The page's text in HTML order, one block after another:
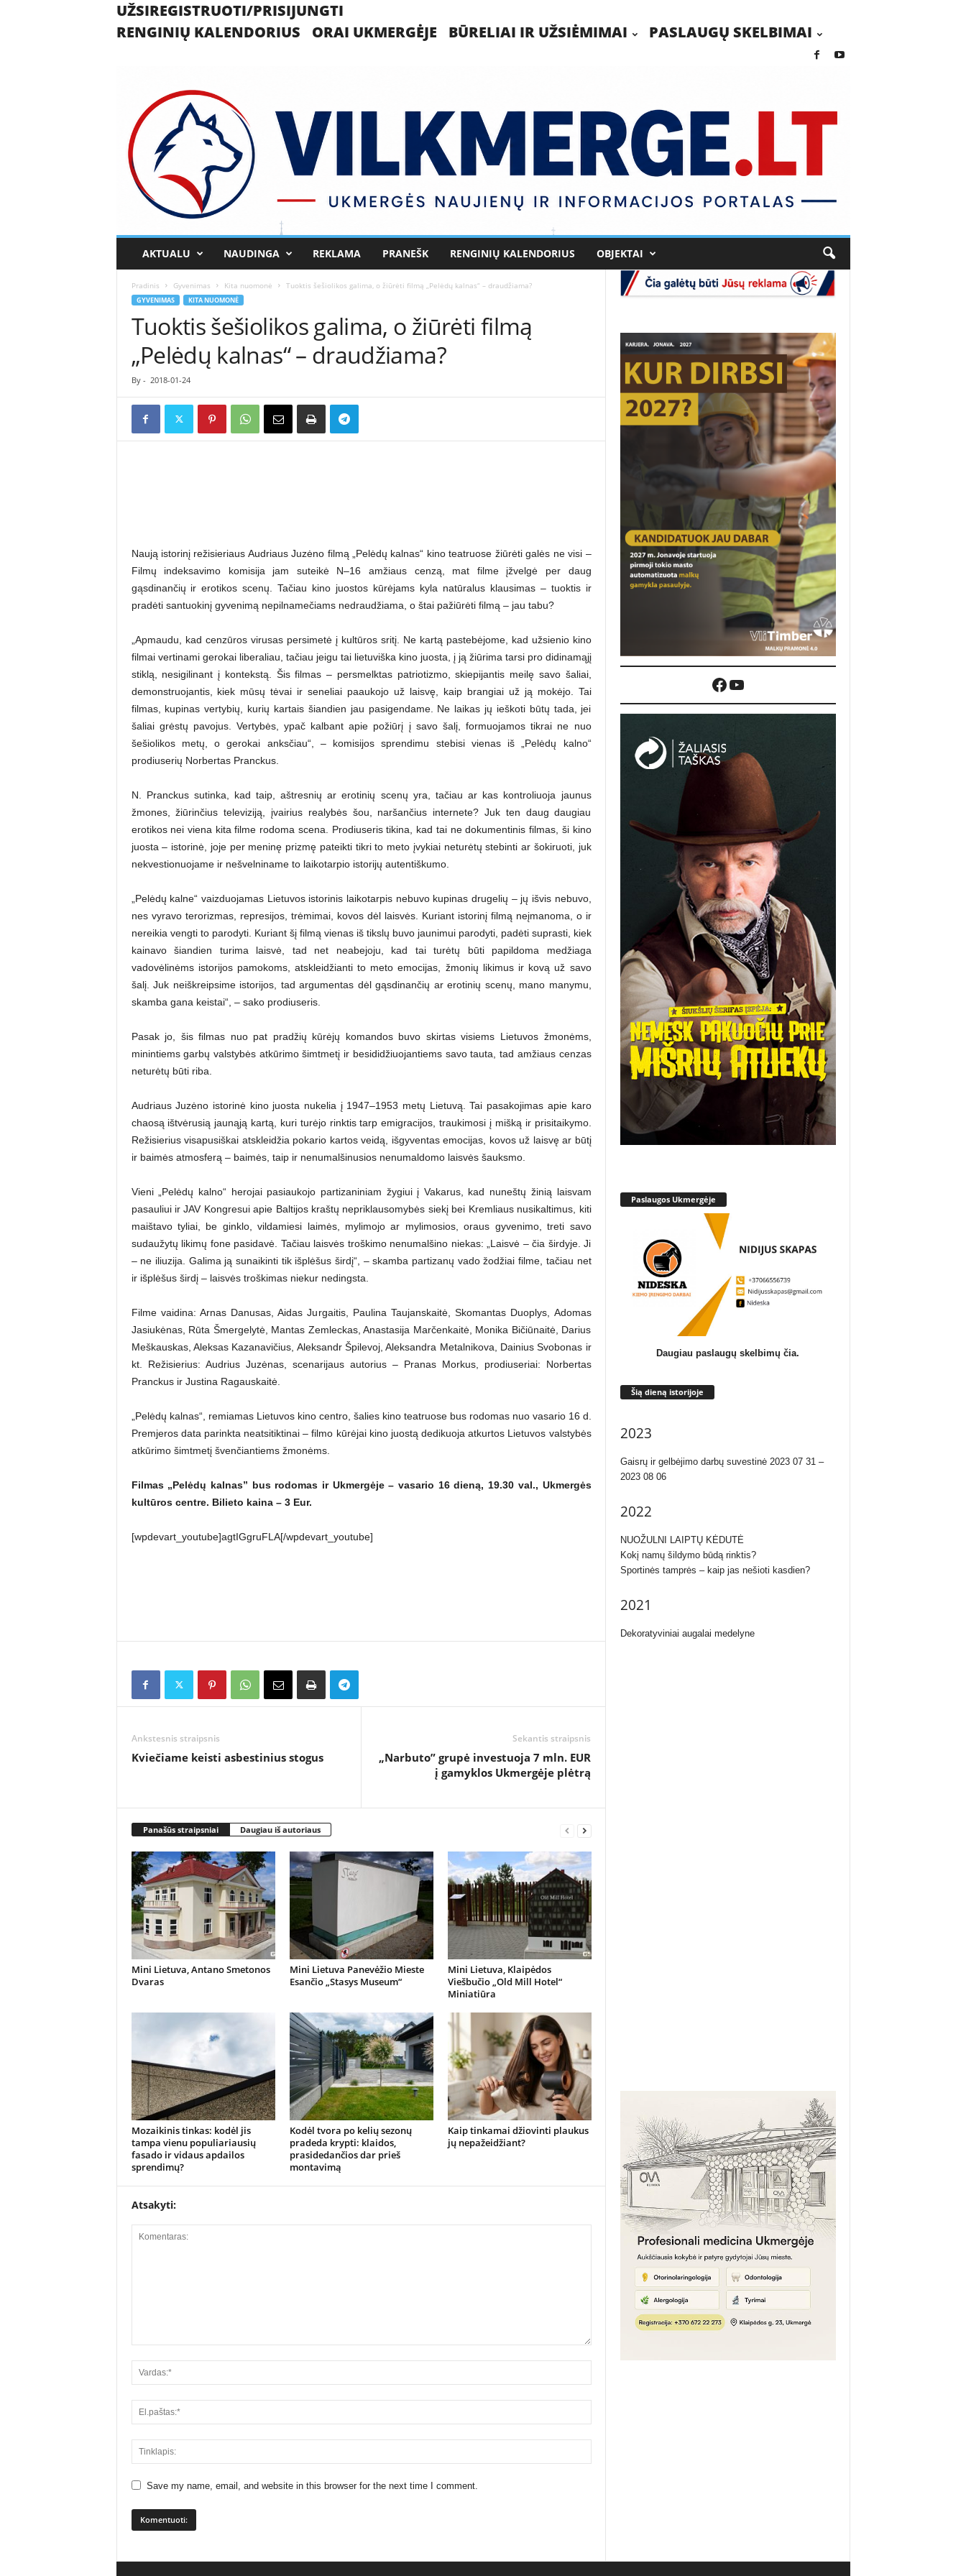
UŽSIREGISTRUOTI/PRISIJUNGTI
RENGINIŲ KALENDORIUS
ORAI UKMERGĖJE BŪRELIAI IR UŽSIĖMIMAI PASLAUGŲ SKELBIMAI
m
AKTUALU NAUDINGA REKLAMA PRANEŠK RENGINIŲ KALENDORIUS OBJEKTAI
Pradinis Gyvenimas Kita nuomonė Tuoktis šešiolikos galima, o žiūrėti filmą „Pelėdų kalnas“ – draudžiama?
GYVENIMAS KITA NUOMONĖ
Tuoktis šešiolikos galima, o žiūrėti filmą
„Pelėdų kalnas“ – draudžiama?
By - 2018-01-24
Naują istorinį režisieriaus Audriaus Juzėno filmą „Pelėdų kalnas“ kino teatruose žiūrėti galės ne visi –
Filmų indeksavimo komisija jam suteikė N–16 amžiaus cenzą, mat filme įžvelgė per daug
gąsdinančių ir erotikos scenų. Tačiau kino juostos kūrėjams kyla natūralus klausimas – tuoktis ir
pradėti santuokinį gyvenimą nepilnamečiams nedraudžiama, o štai pažiūrėti filmą – jau tabu?
„Apmaudu, kad cenzūros virusas persimetė į kultūros sritį. Ne kartą pastebėjome, kad užsienio kino
filmai vertinami gerokai liberaliau, tačiau jeigu tai lietuviška kino juosta, į ją žiūrima tarsi pro didinamąjį
stiklą, nesigilinant į kontekstą. Šis filmas – persmelktas patriotizmo, skiepijantis meilę savo šaliai,
demonstruojantis, kiek mūsų tėvai ir seneliai paaukojo už laisvę, kaip brangiai už ją mokėjo. Tai
filmas, kupinas vertybių, kurių kartais šiandien jau pasigendame. Ne laikas jų ieškoti būtų tada, jei
šaliai grėstų pavojus. Vertybės, ypač kalbant apie požiūrį į savo šalį, formuojamos tikrai ne nuo
šešiolikos metų, o gerokai anksčiau“, – komisijos sprendimu stebisi vienas iš „Pelėdų kalno“
prodiuserių Norbertas Pranckus.
N. Pranckus sutinka, kad taip, aštresnių ar erotinių scenų yra, tačiau ar kas kontroliuoja jaunus
žmones, žiūrinčius televiziją, įvairius realybės šou, naršančius internete? Juk ten daug daugiau
erotikos nei viena kita filme rodoma scena. Prodiuseris tikina, kad tai ne dokumentinis filmas, ši kino
juosta – istorinė, joje per meninę prizmę pateikti tikri to meto įvykiai neturėtų stebinti ar šokiruoti, juk
nekvestionuojame ir nešvelniname to laikotarpio istorijų autentiškumo.
„Pelėdų kalne“ vaizduojamas Lietuvos istorinis laikotarpis nebuvo kupinas drugelių – jų išvis nebuvo,
nes vyravo terorizmas, represijos, trėmimai, kovos dėl laisvės. Kuriant istorinį filmą neįmanoma, o ir
nereikia vengti to parodyti. Kuriant šį filmą vienas iš tikslų buvo jaunimui parodyti, padėti suprasti, kiek
kainavo šiandien turima laisvė, tad net neabejoju, kad tai turėtų būti papildoma medžiaga
vadovėlinėms istorijos pamokoms, atskleidžianti to meto emocijas, žmonių likimus ir kovą už savo
šalį. Juk neiškreipsime istorijos, tad argumentas dėl gąsdinančių ar erotinių scenų, mano manymu,
skamba gana keistai“, – sako prodiuseris.
Pasak jo, šis filmas nuo pat pradžių kūrėjų komandos buvo skirtas visiems Lietuvos žmonėms,
minintiems garbų valstybės atkūrimo šimtmetį ir besididžiuojantiems savo tauta, tad amžiaus cenzas
neturėtų būti riba.
Audriaus Juzėno istorinė kino juosta nukelia į 1947–1953 metų Lietuvą. Tai pasakojimas apie karo
chaosą ištvėrusią jaunąją kartą, kuri turėjo rinktis tarp emigracijos, traukimosi į mišką ir prisitaikymo.
Režisierius visapusiškai atskleidžia pokario kartos veidą, išgyventas emocijas, kovos už laisvę ar būtį
ir baimės atmosferą – baimės, taip ir nenumalšinusios nenumaldomo laisvės šauksmo.
Vieni „Pelėdų kalno“ herojai pasiaukojo partizaniniam žygiui į Vakarus, kad nuneštų žinią laisvam
pasauliui ir JAV Kongresui apie Baltijos kraštų nepriklausomybės siekį bei Kremliaus nusikaltimus, kiti
maištavo tyliai, be ginklo, vildamiesi laimės, mylimojo ar mylimosios, oraus gyvenimo, treti savo
sudaužytų likimų fone pasidavė. Tačiau laisvės troškimo nenumalšino niekas: „Laisvė – čia širdyje. Ji
– ne iliuzija. Galima ją sunaikinti tik išplėšus širdį“, – skamba partizanų vado žodžiai filme, tačiau net
ir išplėšus širdį – laisvės troškimas niekur nedingsta.
Filme vaidina: Arnas Danusas, Aidas Jurgaitis, Paulina Taujanskaitė, Skomantas Duoplys, Adomas
Jasiukėnas, Rūta Šmergelytė, Mantas Zemleckas, Anastasija Marčenkaitė, Monika Bičiūnaitė, Darius
Meškauskas, Aleksas Kazanavičius, Aleksandr Špilevoj, Aleksandra Metalnikova, Dainius Svobonas ir
kt. Režisierius: Audrius Juzėnas, scenarijaus autorius – Pranas Morkus, prodiuseriai: Norbertas
Pranckus ir Justina Ragauskaitė.
„Pelėdų kalnas“, remiamas Lietuvos kino centro, šalies kino teatruose bus rodomas nuo vasario 16 d.
Premjeros data parinkta neatsitiktinai – filmo kūrėjai kino juostą dedikuoja atkurtos Lietuvos valstybės
atkūrimo šimtmetį švenčiantiems žmonėms.
Filmas „Pelėdų kalnas” bus rodomas ir Ukmergėje – vasario 16 dieną, 19.30 val., Ukmergės
kultūros centre. Bilieto kaina – 3 Eur.
[wpdevart_youtube]agtIGgruFLA[/wpdevart_youtube]
Ankstesnis straipsnis
Kviečiame keisti asbestinius stogus
Sekantis straipsnis
„Narbuto” grupė investuoja 7 mln. EUR
į gamyklos Ukmergėje plėtrą
Panašūs straipsniai Daugiau iš autoriaus
Mini Lietuva, Antano Smetonos
Dvaras
Mini Lietuva Panevėžio Mieste
Esančio „Stasys Museum“
Mini Lietuva, Klaipėdos
Viešbučio „Old Mill Hotel“
Miniatiūra
Mozaikinis tinkas: kodėl jis
tampa vienu populiariausių
fasado ir vidaus apdailos
sprendimų?
Kodėl tvora po kelių sezonų
pradeda krypti: klaidos,
prasidedančios dar prieš
montavimą
Kaip tinkamai džiovinti plaukus
jų nepažeidžiant?
Atsakyti:
Save my name, email, and website in this browser for the next time I comment.
Facebook
YouTube
Paslaugos Ukmergėje
Daugiau paslaugų skelbimų čia.
Šią dieną istorijoje
2023
Gaisrų ir gelbėjimo darbų suvestinė 2023 07 31 –
2023 08 06
2022
NUOŽULNI LAIPTŲ KĖDUTĖ
Kokį namų šildymo būdą rinktis?
Sportinės tamprės – kaip jas nešioti kasdien?
2021
Dekoratyviniai augalai medelyne